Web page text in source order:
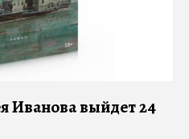
Иванова выйдет 24